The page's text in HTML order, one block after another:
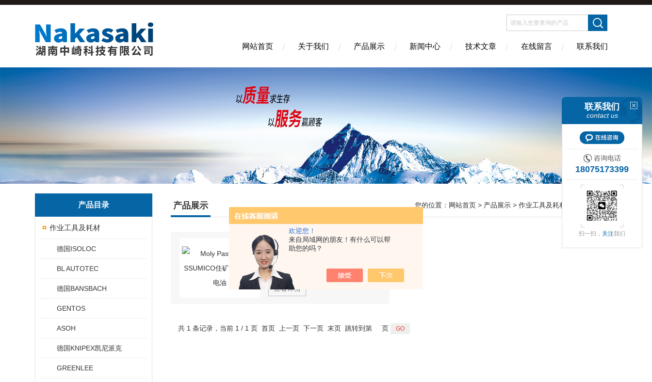
欢迎您！
来自局域网的朋友！有什么可以帮
助您的吗？
网站首页 关于我们 产品展示 新闻中心 技术文章 在线留言 联系我们
产品目录
作业工具及耗材
德国ISOLOC
BL AUTOTEC
德国BANSBACH
GENTOS
ASOH
德国KNIPEX凯尼派克
GREENLEE
产品展示 您的位置： 网站首页 > 产品展示 > 作业工具及耗材 SUMICO住矿
Moly Paste AS-SSUMICO住矿工业用导电油
型号：
更新日期：
2024-08-21
查看详情
共 1 条记录，当前 1 / 1 页 首页 上一页 下一页 末页 跳转到第 页
联系我们
contact us
咨询电话
18075173399
扫一扫， 关注我们